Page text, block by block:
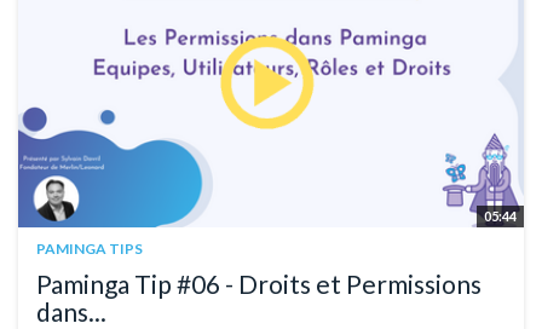
05:44
PAMINGA TIPS
Paminga Tip #06 - Droits et Permissions
dans...